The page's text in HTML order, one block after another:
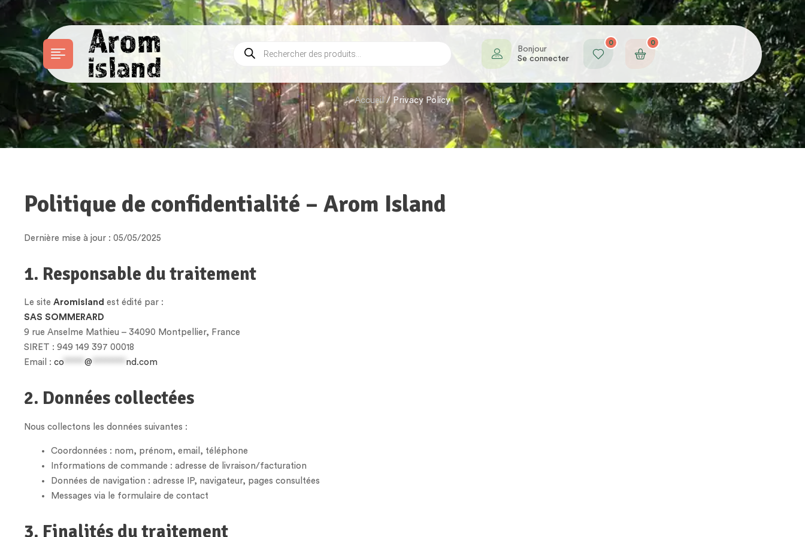
Bonjour
Se connecter
0 0
Accueil/ Privacy Policy
Politique de confidentialité – Arom Island
Dernière mise à jour : 05/05/2025
1. Responsable du traitement
Le site Aromisland est édité par :
SAS SOMMERARD
9 rue Anselme Mathieu – 34090 Montpellier, France
SIRET : 949 149 397 00018
Email : co ***** @ ******** nd.com
2. Données collectées
Nous collectons les données suivantes :
Coordonnées : nom, prénom, email, téléphone
Informations de commande : adresse de livraison/facturation
Données de navigation : adresse IP, navigateur, pages consultées
Messages via le formulaire de contact
3. Finalités du traitement